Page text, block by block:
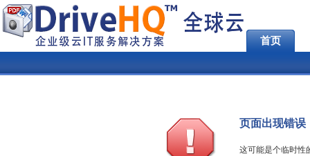
首页
页面出现错误
这可能是个临时性